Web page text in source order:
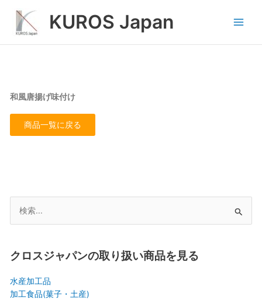
ス
KUROS Japan
和風唐揚げ味付け
商品一覧に戻る
索
象:
クロスジャパンの取り扱い商品を見る
水産加工品
加工食品(菓子・土産)